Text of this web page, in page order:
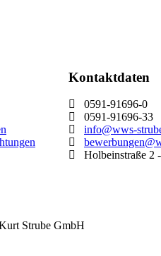
Kontaktdaten
0591-91696-0
0591-91696-33
info@wws-
Holbeinstraße 2
Strube GmbH